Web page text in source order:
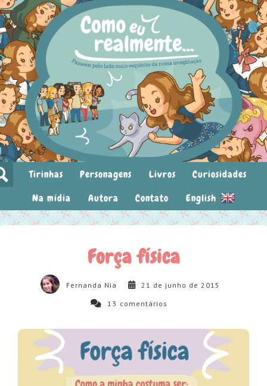
Tirinhas Personagens Livros
Curiosidades
Na mídia
Autora Contato English
Força física
Fernanda Nia 21 de junho de 2015
13 comentários